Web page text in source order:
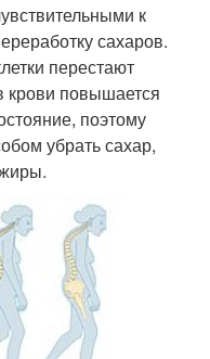
к
сахаров.
перестают
крови повышается
поэтому
убрать сахар,